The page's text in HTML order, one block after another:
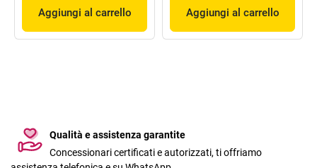
Aggiungi al carrello Aggiungi al carrello
Qualità e assistenza garantite
Concessionari certificati e autorizzati, ti offriamo